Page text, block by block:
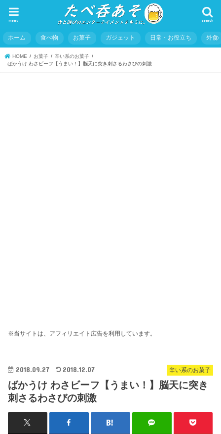
search
menu
ホーム 食べ物 お菓子 ガジェット 日常・お役立ち 外食
HOME お菓子
辛い系のお菓子
ばかうけ わさビーフ【うまい！】脳天に突き刺さるわさびの刺激
※当サイトは、アフィリエイト広告を利用しています。
辛い系のお菓子
2018.09.27 2018.12.07
ばかうけ わさビーフ【うまい！】脳天に突き
刺さるわさびの刺激